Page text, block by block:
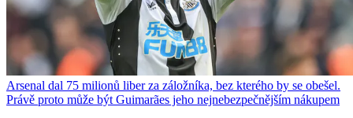
Arsenal dal 75 milionů liber za záložníka, bez kterého by se obešel.
Právě proto může být Guimarães jeho nejnebezpečnějším nákupem